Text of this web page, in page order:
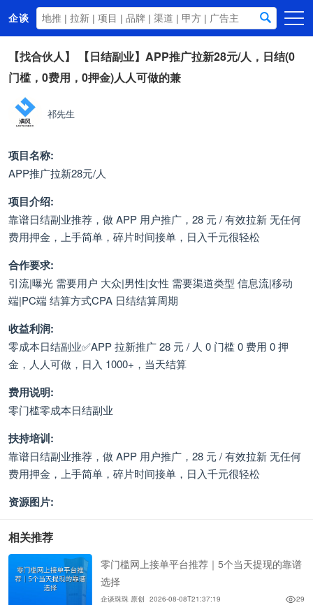
企谈
首页
商务资源
资讯动态
关于我们
【找合伙人】
【日结副业】APP推广拉新28元/人，日结(0
门槛，0费用，0押金)人人可做的兼
祁先生
项目名称:
APP推广拉新28元/人
项目介绍:
靠谱日结副业推荐，做 APP 用户推广，28 元 / 有效拉新 无任何
费用押金，上手简单，碎片时间接单，日入千元很轻松
合作要求:
引流|曝光 需要用户 大众|男性|女性 需要渠道类型 信息流|移动
端|PC端 结算方式CPA 日结结算周期
收益利润:
零成本日结副业✅APP 拉新推广 28 元 / 人 0 门槛 0 费用 0 押
金，人人可做，日入 1000+，当天结算
费用说明:
零门槛零成本日结副业
扶持培训:
靠谱日结副业推荐，做 APP 用户推广，28 元 / 有效拉新 无任何
费用押金，上手简单，碎片时间接单，日入千元很轻松
资源图片:
相关推荐
零门槛网上接单平台推荐｜5个当天提现的靠谱
选择
企谈珠珠 原创 2026-08-08T21:37:19 29